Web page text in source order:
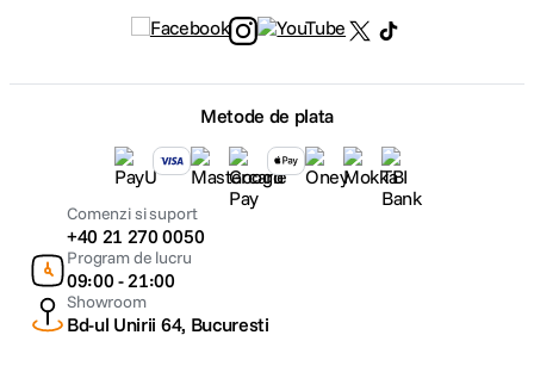
Metode de plata
Comenzi si suport
+40 21 270 0050
Program de lucru
09:00 - 21:00
Showroom
Bd-ul Unirii 64, Bucuresti